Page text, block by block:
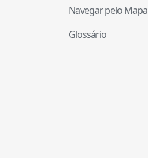
Navegar pelo Mapa
Glossário